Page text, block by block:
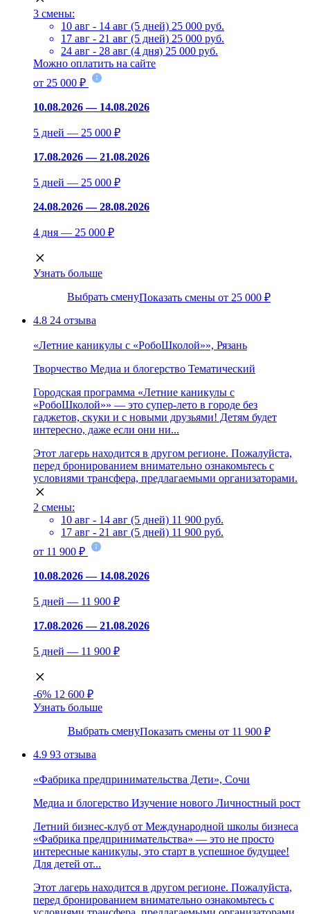
3 смены:
10 авг - 14 авг (5 дней) 25 000 руб.
17 авг - 21 авг (5 дней) 25 000 руб.
24 авг - 28 авг (4 дня) 25 000 руб.
Можно оплатить на сайте
от 25 000 ₽
10.08.2026 — 14.08.2026
5 дней — 25 000 ₽
17.08.2026 — 21.08.2026
5 дней — 25 000 ₽
24.08.2026 — 28.08.2026
4 дня — 25 000 ₽
Узнать больше
Выбрать сменуПоказать смены от 25 000 ₽
4.8 24 отзыва
«Летние каникулы с «РобоШколой»», Рязань
Творчество Медиа и блогерство Тематический
Городская программа «Летние каникулы с
«РобоШколой»» — это супер-лето в городе без
гаджетов, скуки и с новыми друзьями! Детям будет
интересно, даже если они ни...
Этот лагерь находится в другом регионе. Пожалуйста,
перед бронированием внимательно ознакомьтесь с
условиями трансфера, предлагаемыми организаторами.
2 смены:
10 авг - 14 авг (5 дней) 11 900 руб.
17 авг - 21 авг (5 дней) 11 900 руб.
от 11 900 ₽
10.08.2026 — 14.08.2026
5 дней — 11 900 ₽
17.08.2026 — 21.08.2026
5 дней — 11 900 ₽
-6% 12 600 ₽
Узнать больше
Выбрать сменуПоказать смены от 11 900 ₽
4.9 93 отзыва
«Фабрика предпринимательства Дети», Сочи
Медиа и блогерство Изучение нового Личностный рост
Летний бизнес-клуб от Международной школы бизнеса
«Фабрика предпринимательства» — это не просто
интересные каникулы, это старт в успешное будущее!
Для детей от...
Этот лагерь находится в другом регионе. Пожалуйста,
перед бронированием внимательно ознакомьтесь с